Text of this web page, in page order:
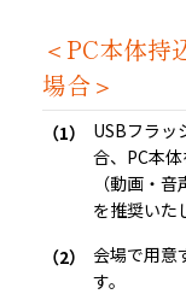
＜PC本体持
場合＞
USBフラッ
合、PC本体
（動画・
を推奨いた
会場で用意
す。